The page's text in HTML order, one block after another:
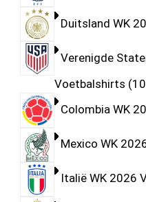
Duitsland WK
Verenigde
Voetbalshirts
Colombia WK
Mexico WK
Italië WK 2026